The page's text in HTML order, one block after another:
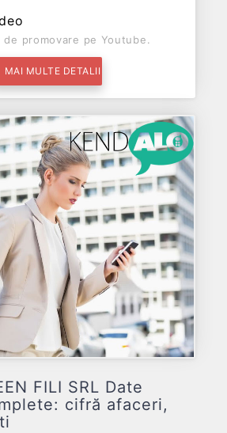
de promovare pe Youtube.
MAI MULTE DETALII
FILI SRL Date
cifră afaceri,